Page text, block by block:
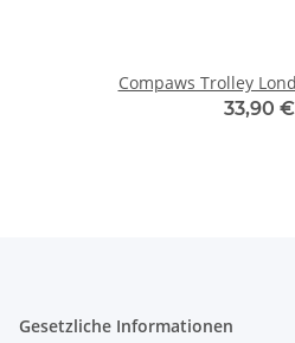
Compaws Trolley
33,90 €
Gesetzliche Informationen